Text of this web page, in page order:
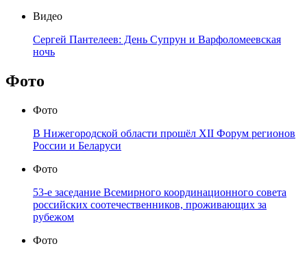
Видео
Сергей Пантелеев: День Супрун и Варфоломеевская
ночь
Фото
Фото
В Нижегородской области прошёл XII Форум регионов
России и Беларуси
Фото
53-е заседание Всемирного координационного совета
российских соотечественников, проживающих за
рубежом
Фото